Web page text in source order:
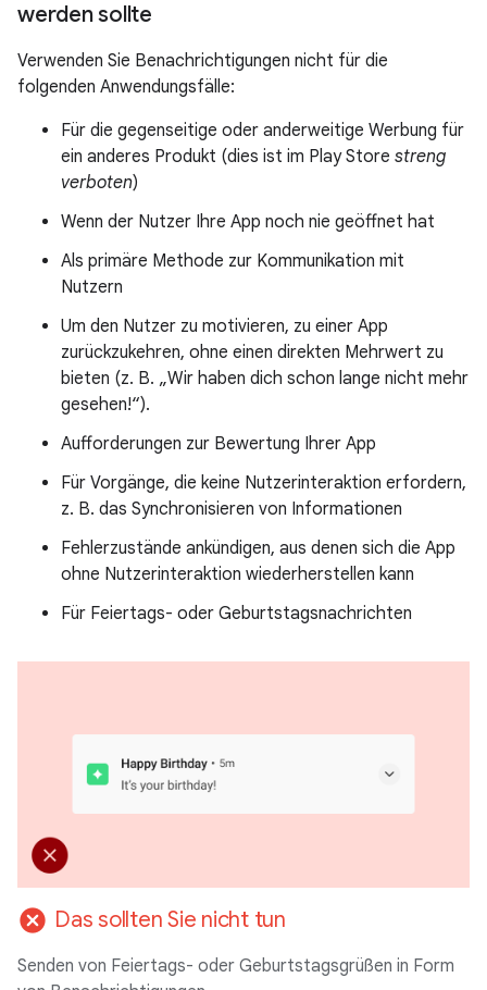
werden sollte
Verwenden Sie Benachrichtigungen nicht für die
folgenden Anwendungsfälle:
Für die gegenseitige oder anderweitige Werbung für
ein anderes Produkt (dies ist im Play Store streng
verboten)
Wenn der Nutzer Ihre App noch nie geöffnet hat
Als primäre Methode zur Kommunikation mit
Nutzern
Um den Nutzer zu motivieren, zu einer App
zurückzukehren, ohne einen direkten Mehrwert zu
bieten (z. B. „Wir haben dich schon lange nicht mehr
gesehen!“).
Aufforderungen zur Bewertung Ihrer App
Für Vorgänge, die keine Nutzerinteraktion erfordern,
z. B. das Synchronisieren von Informationen
Fehlerzustände ankündigen, aus denen sich die App
ohne Nutzerinteraktion wiederherstellen kann
Für Feiertags- oder Geburtstagsnachrichten
cancel Das sollten Sie nicht tun
Senden von Feiertags- oder Geburtstagsgrüßen in Form